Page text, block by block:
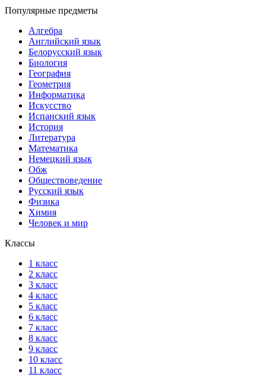
Популярные предметы
Алгебра
Английский язык
Белорусский язык
Биология
География
Геометрия
Информатика
Искусство
Испанский язык
История
Литература
Математика
Немецкий язык
Обж
Обществоведение
Русский язык
Физика
Химия
Человек и мир
Классы
1 класс
2 класс
3 класс
4 класс
5 класс
6 класс
7 класс
8 класс
9 класс
10 класс
11 класс